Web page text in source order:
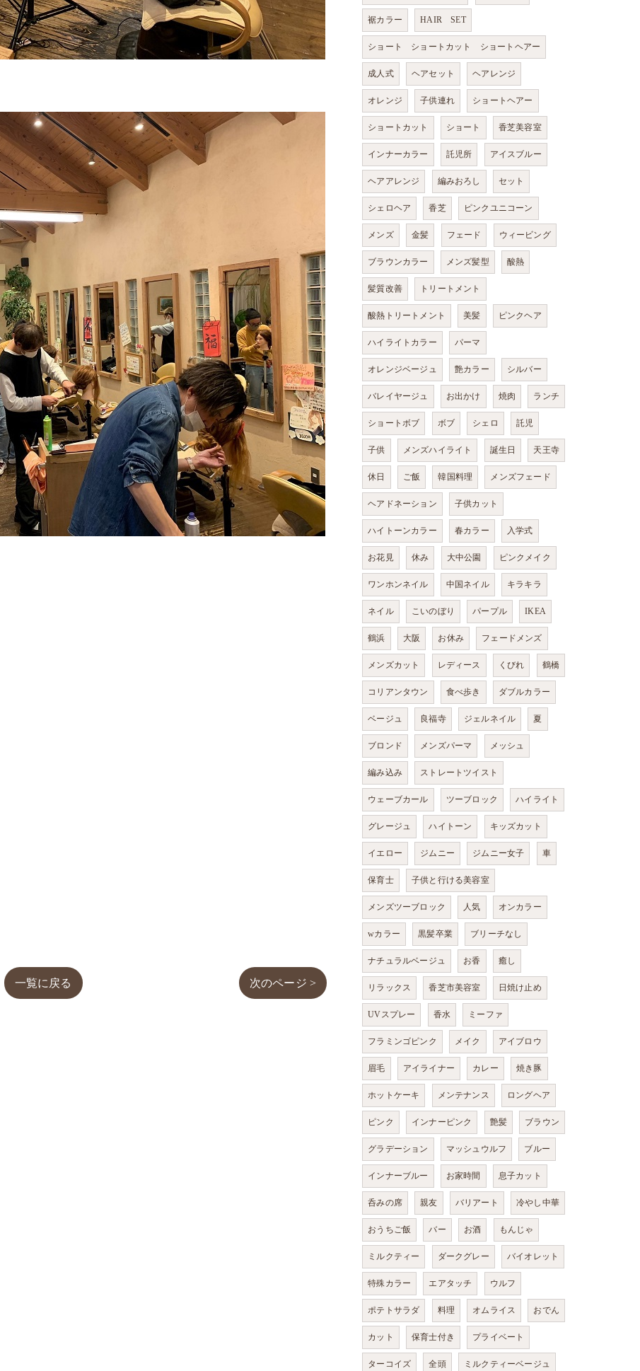
一覧に戻る 次のページ >
裾カラー HAIR SET
ショート ショートカット ショートヘアー
成人式 ヘアセット ヘアレンジ
オレンジ 子供連れ ショートヘアー
ショートカット ショート 香芝美容室
インナーカラー 託児所 アイスブルー
ヘアアレンジ 編みおろし セット
シェロヘア 香芝 ピンクユニコーン
メンズ 金髪 フェード ウィービング
ブラウンカラー メンズ髪型 酸熱
髪質改善 トリートメント
酸熱トリートメント 美髪 ピンクヘア
ハイライトカラー パーマ
オレンジベージュ 艶カラー シルバー
バレイヤージュ お出かけ 焼肉 ランチ
ショートボブ ボブ シェロ 託児
子供 メンズハイライト 誕生日 天王寺
休日 ご飯 韓国料理 メンズフェード
ヘアドネーション 子供カット
ハイトーンカラー 春カラー 入学式
お花見 休み 大中公園 ピンクメイク
ワンホンネイル 中国ネイル キラキラ
ネイル こいのぼり パープル IKEA
鶴浜 大阪 お休み フェードメンズ
メンズカット レディース くびれ 鶴橋
コリアンタウン 食べ歩き ダブルカラー
ベージュ 良福寺 ジェルネイル 夏
ブロンド メンズパーマ メッシュ
編み込み ストレートツイスト
ウェーブカール ツーブロック ハイライト
グレージュ ハイトーン キッズカット
イエロー ジムニー ジムニー女子 車
保育士 子供と行ける美容室
メンズツーブロック 人気 オンカラー
wカラー 黒髪卒業 ブリーチなし
ナチュラルベージュ お香 癒し
リラックス 香芝市美容室 日焼け止め
UVスプレー 香水 ミーファ
フラミンゴピンク メイク アイブロウ
眉毛 アイライナー カレー 焼き豚
ホットケーキ メンテナンス ロングヘア
ピンク インナーピンク 艶髪 ブラウン
グラデーション マッシュウルフ ブルー
インナーブルー お家時間 息子カット
呑みの席 親友 バリアート 冷やし中華
おうちご飯 バー お酒 もんじゃ
ミルクティー ダークグレー バイオレット
特殊カラー エアタッチ ウルフ
ポテトサラダ 料理 オムライス おでん
カット 保育士付き プライベート
ターコイズ 全頭 ミルクティーベージュ